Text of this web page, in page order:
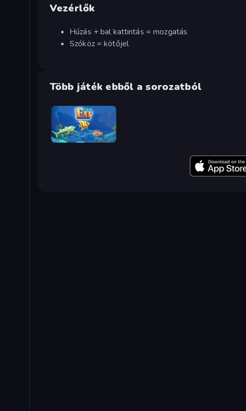
Vezérlők
Húzás + bal kattintás = mozgatás
Szóköz = kötőjel
Több játék ebből a sorozatból
Let Me Eat: Big Fish Eat Smaller